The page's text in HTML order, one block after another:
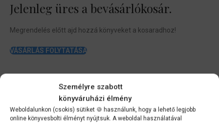
Személyre szabott
könyváruházi élmény
Weboldalunkon (csokis) sütiket 🍪 használunk, hogy a lehető legjobb
online könyvesbolti élményt nyújtsuk. A weboldal használatával
Jelenleg üres a bevásárlókosár.
Megrendelés előtt ajd hozzá könyveket a kosaradhoz!
VÁSÁRLÁS FOLYTATÁSA